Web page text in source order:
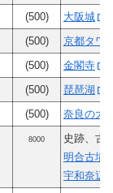
(500)
大阪城
(500)
京都タワ
(500)
金閣寺
(500)
琵琶湖
(500)
奈良の大
8000
史跡、古
明合古墳
宇和奈辺